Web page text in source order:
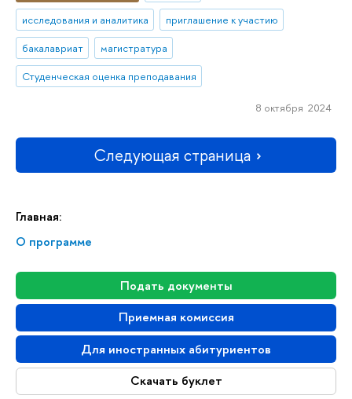
Главная:
О программе
Подать документы
Приемная комиссия
Для иностранных абитуриентов
Скачать буклет
исследования и аналитика
приглашение к участию
бакалавриат
магистратура
Студенческая оценка преподавания
8 октября 2024
Следующая страница